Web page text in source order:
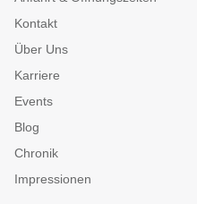
Kontakt
Über Uns
Karriere
Events
Blog
Chronik
Impressionen